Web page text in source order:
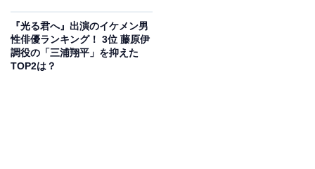
道長とまひろは土を掘り、直秀らを埋葬すると手を合わ
せます。検非違使に渡した心付けの意味は取り違えられ
『光る君へ』出演のイケメン男
性俳優ランキング！ 3位 藤原伊
調役の「三浦翔平」を抑えた
TOP2は？